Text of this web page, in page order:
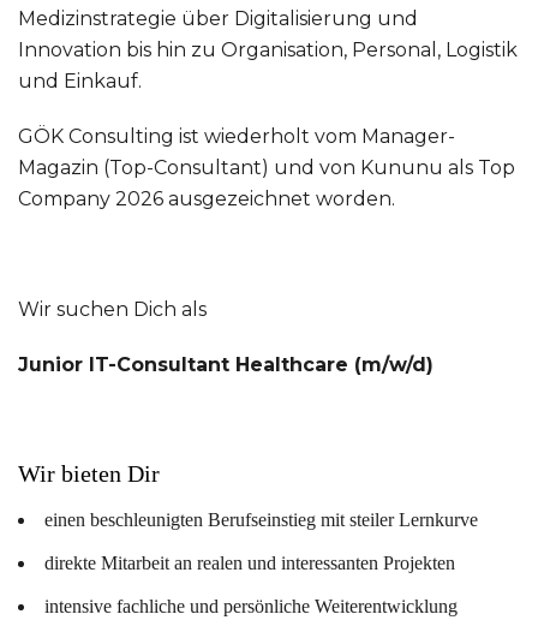
Medizinstrategie über Digitalisierung und
Innovation bis hin zu Organisation, Personal, Logistik
und Einkauf.
GÖK Consulting ist wiederholt vom Manager-
Magazin (Top-Consultant) und von Kununu als Top
Company 2026 ausgezeichnet worden.
Wir suchen Dich als
Junior IT-Consultant Healthcare (m/w/d)
Wir bieten Dir
einen beschleunigten Berufseinstieg mit steiler Lernkurve
direkte Mitarbeit an realen und interessanten Projekten
intensive fachliche und persönliche Weiterentwicklung